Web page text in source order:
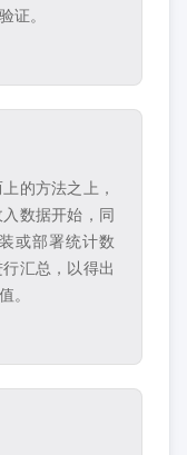
证。
的方法之上，
数据开始，同
或部署统计数
汇总，以得出
。